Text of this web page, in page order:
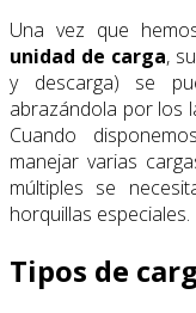
Una vez que
unidad de carga,
y descarga) se
abrazándola por los
Cuando
manejar varias
múltiples se
horquillas especiales.
Tipos de